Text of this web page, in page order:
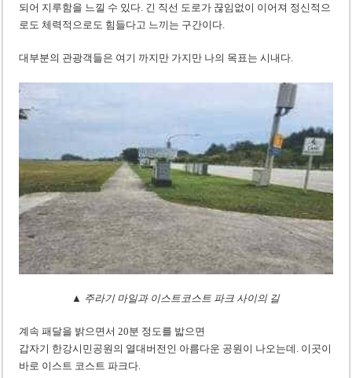
되어 지루함을 느낄 수 있다. 긴 직선 도로가 끊임없이 이어져 정신적으
로도 체력적으로도 힘들다고 느끼는 구간이다.
대부분의 관광객들은 여기 까지만 가지만 나의 목표는 시내다.
▲ 주라기 마일과 이스트코스트 파크 사이의 길
계속 패달을 밝으면서 20분 정도를 밟으면
갑자기 한강시민공원의 열대버전인 아름다운 공원이 나오는데. 이곳이
바로 이스트 코스트 파크다.